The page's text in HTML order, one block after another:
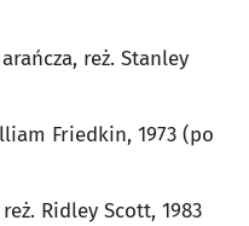
reż. Stanley
Friedkin, 1973 (po
Ridley Scott, 1983